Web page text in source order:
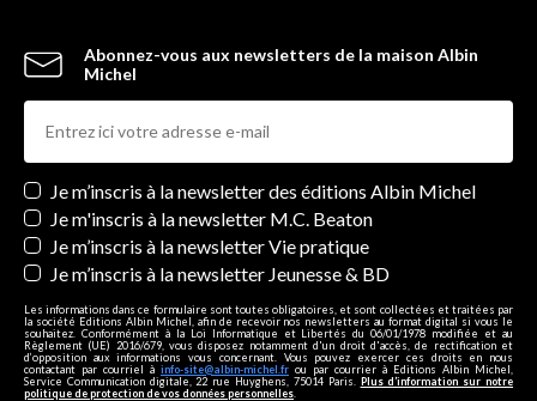
Abonnez-vous aux newsletters de la maison Albin
Michel
Newsletters
Je m’inscris à la newsletter des éditions Albin Michel
Je m'inscris à la newsletter M.C. Beaton
Je m’inscris à la newsletter Vie pratique
Je m’inscris à la newsletter Jeunesse & BD
Les informations dans ce formulaire sont toutes obligatoires, et sont collectées et traitées par
la société Editions Albin Michel, afin de recevoir nos newsletters au format digital si vous le
souhaitez. Conformément à la Loi Informatique et Libertés du 06/01/1978 modifiée et au
Règlement (UE) 2016/679, vous disposez notamment d'un droit d'accès, de rectification et
d’opposition aux informations vous concernant. Vous pouvez exercer ces droits en nous
contactant par courriel à info-site@albin-michel.fr ou par courrier à Editions Albin Michel,
Service Communication digitale, 22 rue Huyghens, 75014 Paris. Plus d’information sur notre
politique de protection de vos données personnelles